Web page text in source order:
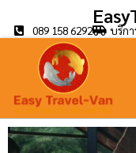
089 158 6292 บริกา